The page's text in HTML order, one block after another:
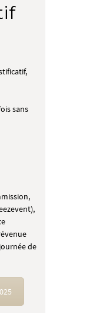
sans
de